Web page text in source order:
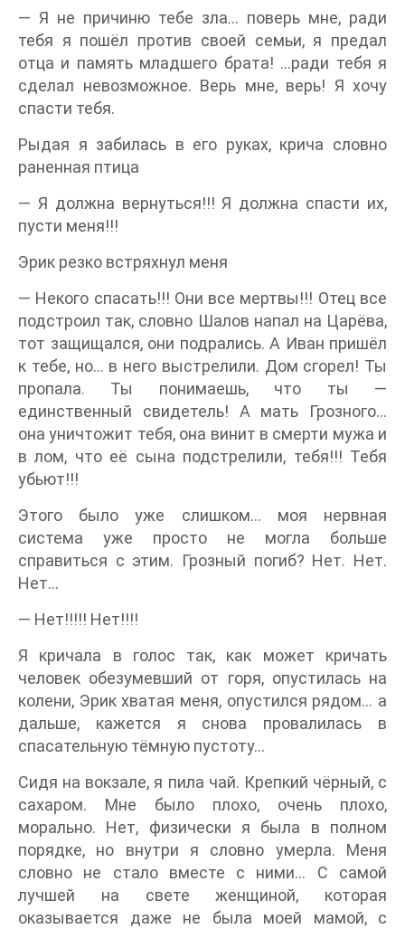
— Я не причиню тебе зла… поверь мне, ради
тебя я пошёл против своей семьи, я предал
отца и память младшего брата! …ради тебя я
сделал невозможное. Верь мне, верь! Я хочу
спасти тебя.
Рыдая я забилась в его руках, крича словно
раненная птица
— Я должна вернуться!!! Я должна спасти их,
пусти меня!!!
Эрик резко встряхнул меня
— Некого спасать!!! Они все мертвы!!! Отец все
подстроил так, словно Шалов напал на Царёва,
тот защищался, они подрались. А Иван пришёл
к тебе, но… в него выстрелили. Дом сгорел! Ты
пропала. Ты понимаешь, что ты —
единственный свидетель! А мать Грозного…
она уничтожит тебя, она винит в смерти мужа и
в лом, что её сына подстрелили, тебя!!! Тебя
убьют!!!
Этого было уже слишком… моя нервная
система уже просто не могла больше
справиться с этим. Грозный погиб? Нет. Нет.
Нет…
— Нет!!!!! Нет!!!!
Я кричала в голос так, как может кричать
человек обезумевший от горя, опустилась на
колени, Эрик хватая меня, опустился рядом… а
дальше, кажется я снова провалилась в
спасательную тёмную пустоту…
Сидя на вокзале, я пила чай. Крепкий чёрный, с
сахаром. Мне было плохо, очень плохо,
морально. Нет, физически я была в полном
порядке, но внутри я словно умерла. Меня
словно не стало вместе с ними… С самой
лучшей на свете женщиной, которая
оказывается даже не была моей мамой, с